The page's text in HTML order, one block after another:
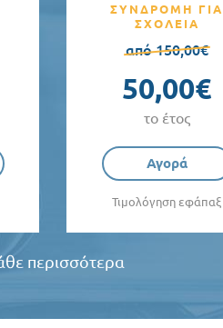
ΣΥΝΔΡΟΜΗ ΓΙΑ
ΣΧΟΛΕΙΑ
από 150,00€
50,00€
το έτος
Αγορά
Τιμολόγηση εφάπαξ
περισσότερα